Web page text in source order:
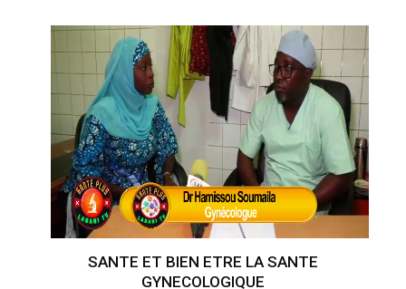
SANTE ET BIEN ETRE LA SANTE
GYNECOLOGIQUE